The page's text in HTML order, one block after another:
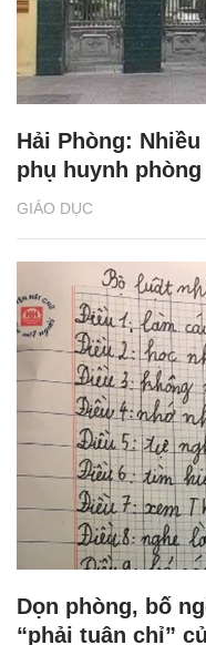
GIÁO DỤC
Hải Phòng:
phụ huynh
Dọn phòng, bố
“phải tuân chỉ”